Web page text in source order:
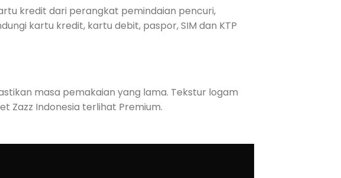
kredit dari perangkat pemindaian pencuri,
kartu kredit, kartu debit, paspor, SIM dan KTP
masa pemakaian yang lama. Tekstur logam
Zazz Indonesia terlihat Premium.